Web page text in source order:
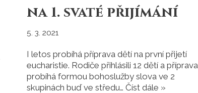
na 1. svaté přijímání
5. 3. 2021
I letos probíhá příprava dětí na první přijetí
eucharistie. Rodiče přihlásili 12 dětí a příprava
probíhá formou bohoslužby slova ve 2
skupinách buď ve středu… Číst dále »